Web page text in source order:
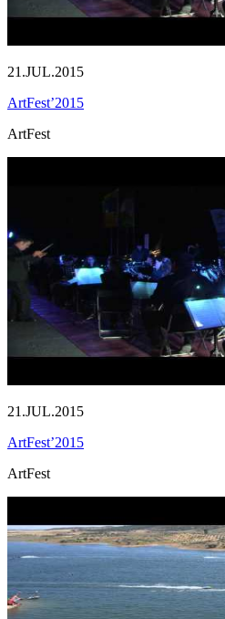
21.JUL.2015
ArtFest’2015
ArtFest
21.JUL.2015
ArtFest’2015
ArtFest